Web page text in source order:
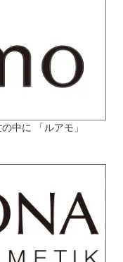
中に 「ルアモ」